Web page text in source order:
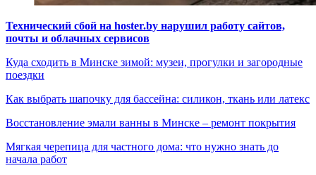
Технический сбой на hoster.by нарушил работу сайтов,
почты и облачных сервисов
Куда сходить в Минске зимой: музеи, прогулки и загородные
поездки
Как выбрать шапочку для бассейна: силикон, ткань или латекс
Восстановление эмали ванны в Минске – ремонт покрытия
Мягкая черепица для частного дома: что нужно знать до
начала работ